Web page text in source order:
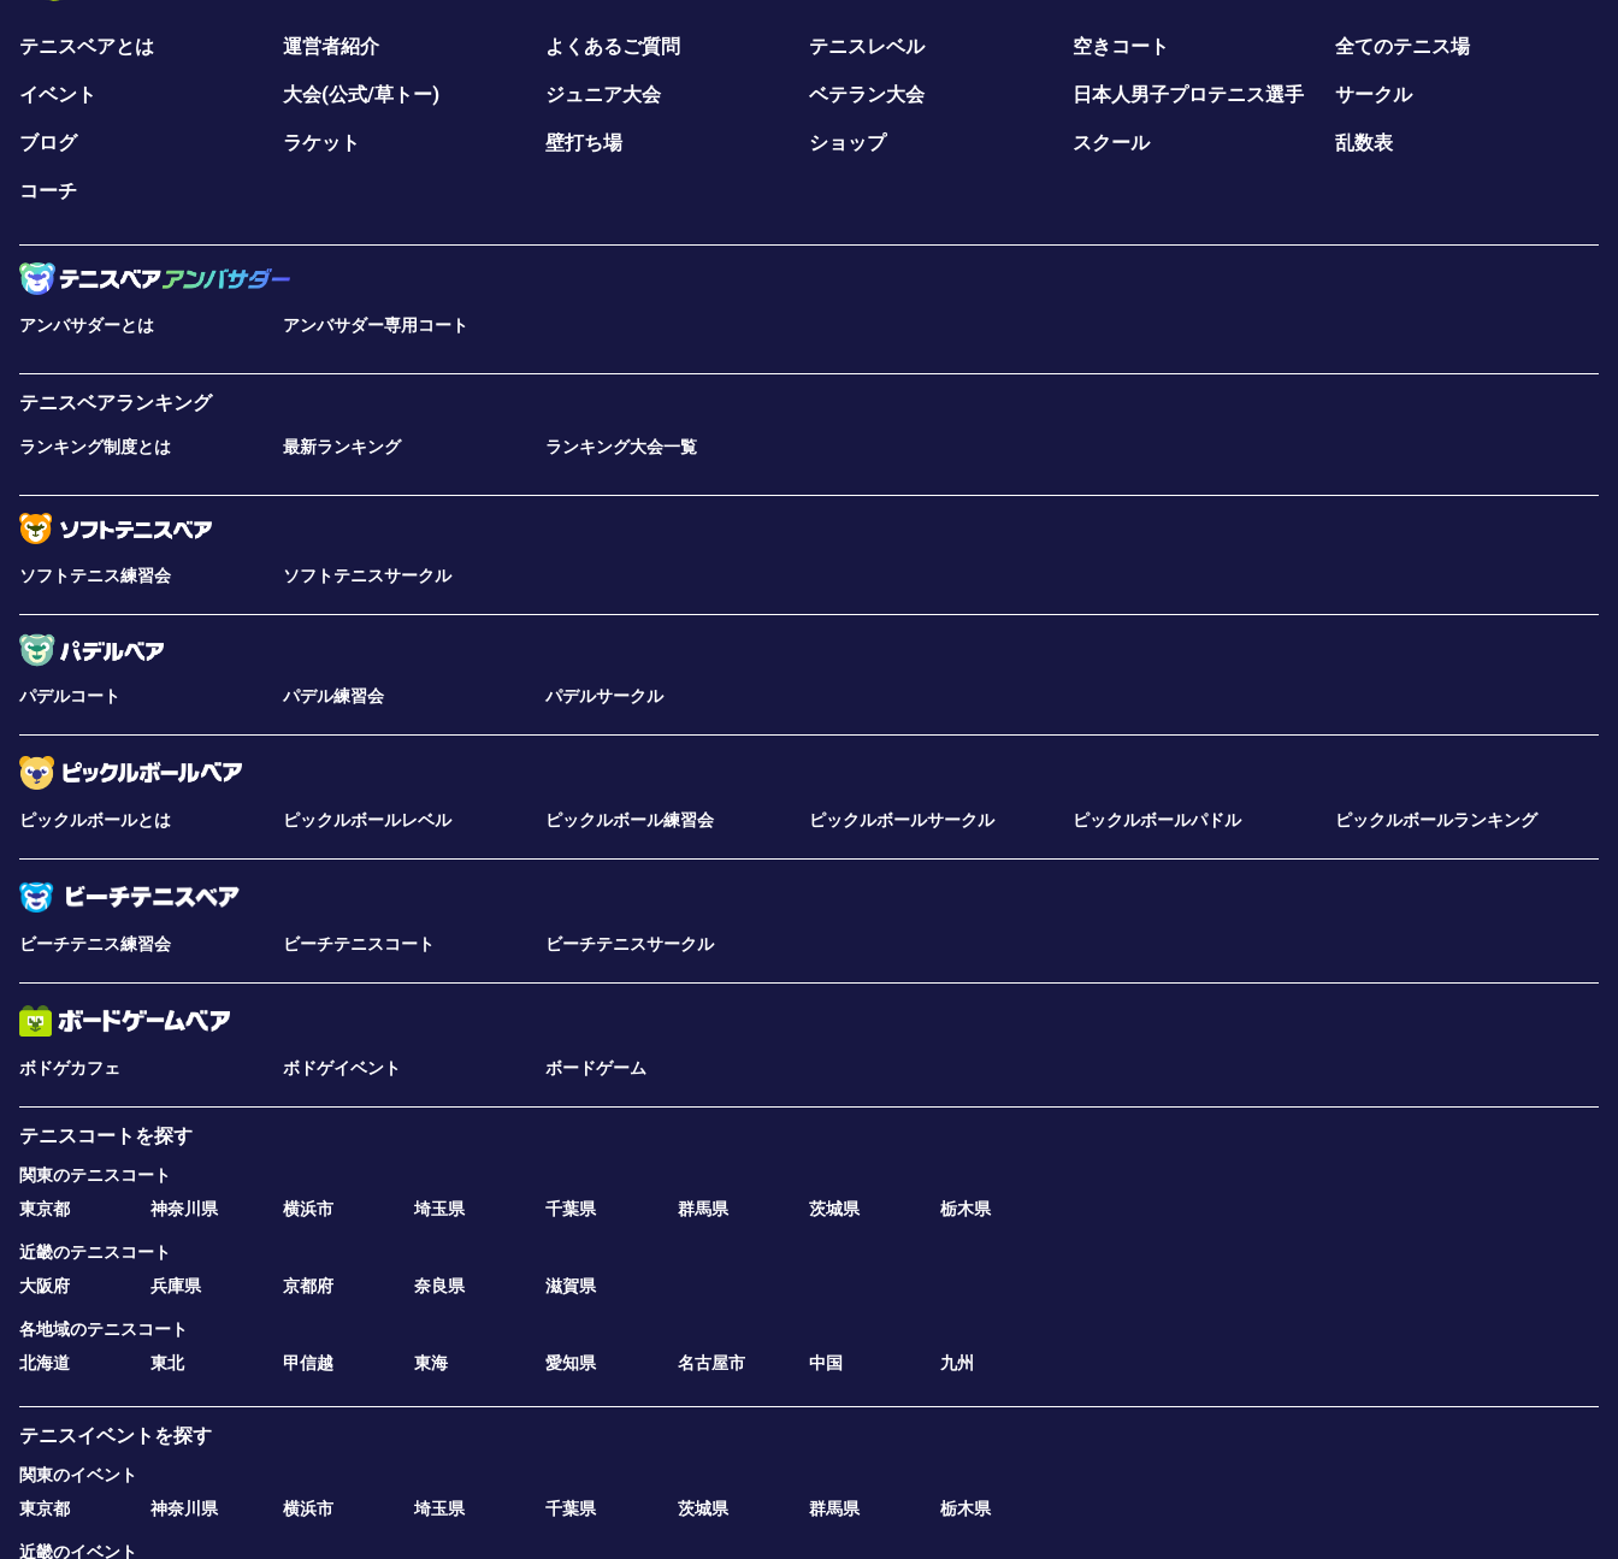
テニスベアとは 運営者紹介 よくあるご質問 テニスレベル 空きコート 全てのテニス場
イベント 大会(公式/草トー) ジュニア大会 ベテラン大会 日本人男子プロテニス選手 サークル
ブログ ラケット 壁打ち場 ショップ スクール 乱数表
コーチ
アンバサダーとは アンバサダー専用コート
テニスベアランキング
ランキング制度とは 最新ランキング ランキング大会一覧
ソフトテニス練習会 ソフトテニスサークル
パデルコート パデル練習会 パデルサークル
ピックルボールとは ピックルボールレベル ピックルボール練習会 ピックルボールサークル ピックルボールパドル ピックルボールランキング
ビーチテニス練習会 ビーチテニスコート ビーチテニスサークル
ボドゲカフェ ボドゲイベント ボードゲーム
テニスコートを探す
関東のテニスコート
東京都
神奈川県 横浜市 埼玉県 千葉県 群馬県 茨城県 栃木県
近畿のテニスコート
大阪府
兵庫県 京都府 奈良県 滋賀県
各地域のテニスコート
北海道
東北 甲信越 東海 愛知県 名古屋市 中国 九州
テニスイベントを探す
関東のイベント
東京都
神奈川県 横浜市 埼玉県 千葉県 茨城県 群馬県 栃木県
近畿のイベント